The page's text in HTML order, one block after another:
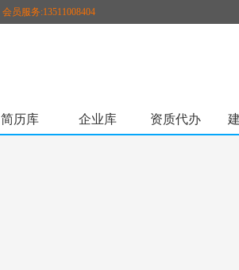
会员服务:13511008404
简历库 企业库 资质代办